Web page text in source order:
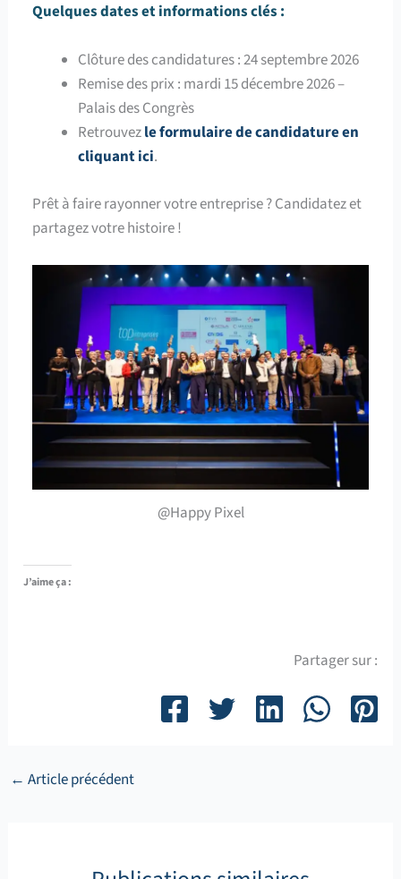
Quelques dates et informations clés :
Clôture des candidatures : 24 septembre 2026
Remise des prix : mardi 15 décembre 2026 –
Palais des Congrès
Retrouvezle formulaire de candidature en
cliquant ici.
Prêt à faire rayonner votre entreprise ? Candidatez et
partagez votre histoire !
@Happy Pixel
J’aime ça :
Partager sur :
← Article précédent